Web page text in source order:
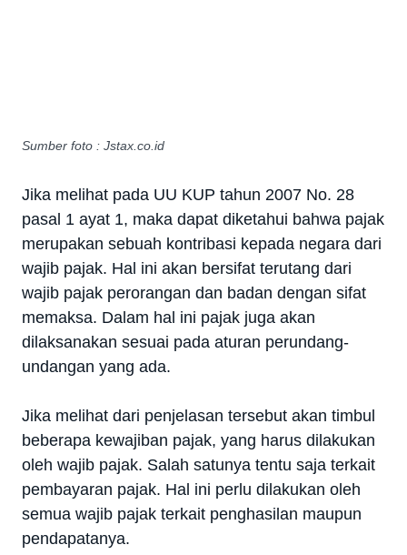
Sumber foto : Jstax.co.id
Jika melihat pada UU KUP tahun 2007 No. 28
pasal 1 ayat 1, maka dapat diketahui bahwa pajak
merupakan sebuah kontribasi kepada negara dari
wajib pajak. Hal ini akan bersifat terutang dari
wajib pajak perorangan dan badan dengan sifat
memaksa. Dalam hal ini pajak juga akan
dilaksanakan sesuai pada aturan perundang-
undangan yang ada.
Jika melihat dari penjelasan tersebut akan timbul
beberapa kewajiban pajak, yang harus dilakukan
oleh wajib pajak. Salah satunya tentu saja terkait
pembayaran pajak. Hal ini perlu dilakukan oleh
semua wajib pajak terkait penghasilan maupun
pendapatanya.